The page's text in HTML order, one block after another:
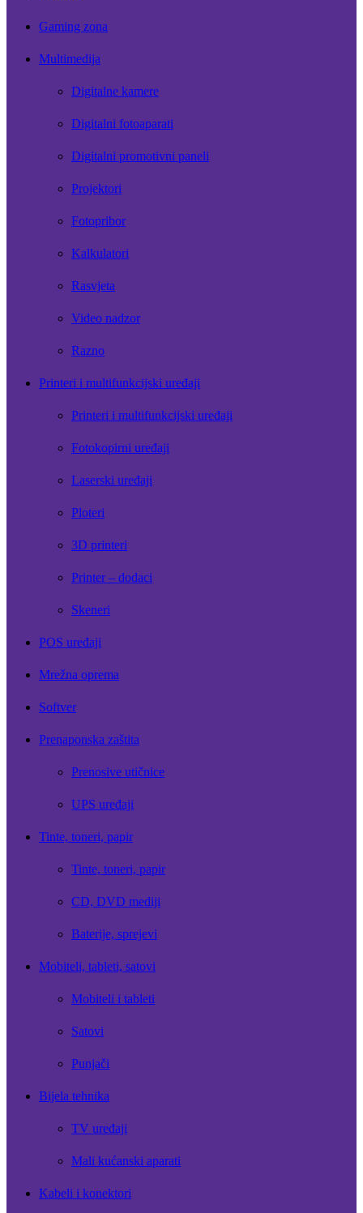
Gaming zona
Multimedija
Digitalne kamere
Digitalni fotoaparati
Digitalni promotivni paneli
Projektori
Fotopribor
Kalkulatori
Rasvjeta
Video nadzor
Razno
Printeri i multifunkcijski uređaji
Printeri i multifunkcijski uređaji
Fotokopirni uređaji
Laserski uređaji
Ploteri
3D printeri
Printer – dodaci
Skeneri
POS uređaji
Mrežna oprema
Softver
Prenaponska zaštita
Prenosive utičnice
UPS uređaji
Tinte, toneri, papir
Tinte, toneri, papir
CD, DVD mediji
Baterije, sprejevi
Mobiteli, tableti, satovi
Mobiteli i tableti
Satovi
Punjači
Bijela tehnika
TV uređaji
Mali kućanski aparati
Kabeli i konektori